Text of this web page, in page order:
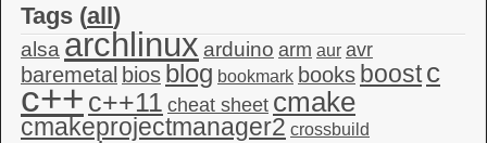
Tags (all)
alsa archlinux arduino arm aur avr
baremetal bios blog bookmark books boost c
c++c++11 cheat sheet cmake
cmakeprojectmanager2 crossbuild